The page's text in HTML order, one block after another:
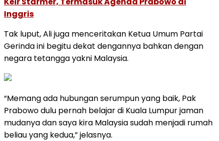
Inggris
Tak luput, Ali juga menceritakan Ketua Umum Partai
Gerinda ini begitu dekat dengannya bahkan dengan
negara tetangga yakni Malaysia.
“Memang ada hubungan serumpun yang baik, Pak
Prabowo dulu pernah belajar di Kuala Lumpur jaman
mudanya dan saya kira Malaysia sudah menjadi rumah
beliau yang kedua,” jelasnya.